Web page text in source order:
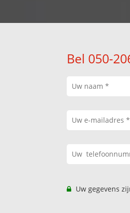
Bel 050-
Uw gegevens